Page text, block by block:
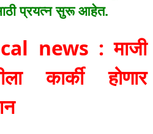
प्रयत्न सुरू आहेत.
news : माजी
कार्की होणार